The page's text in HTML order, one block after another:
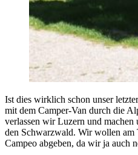
Ist dies wirklich schon unser
mit dem Camper-Van durch die
verlassen wir Luzern und machen
den Schwarzwald. Wir wollen am
Campeo abgeben, da wir ja auch